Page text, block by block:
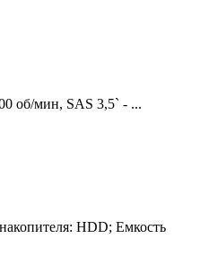
об/мин, SAS 3,5` - ...
HDD; Емкость